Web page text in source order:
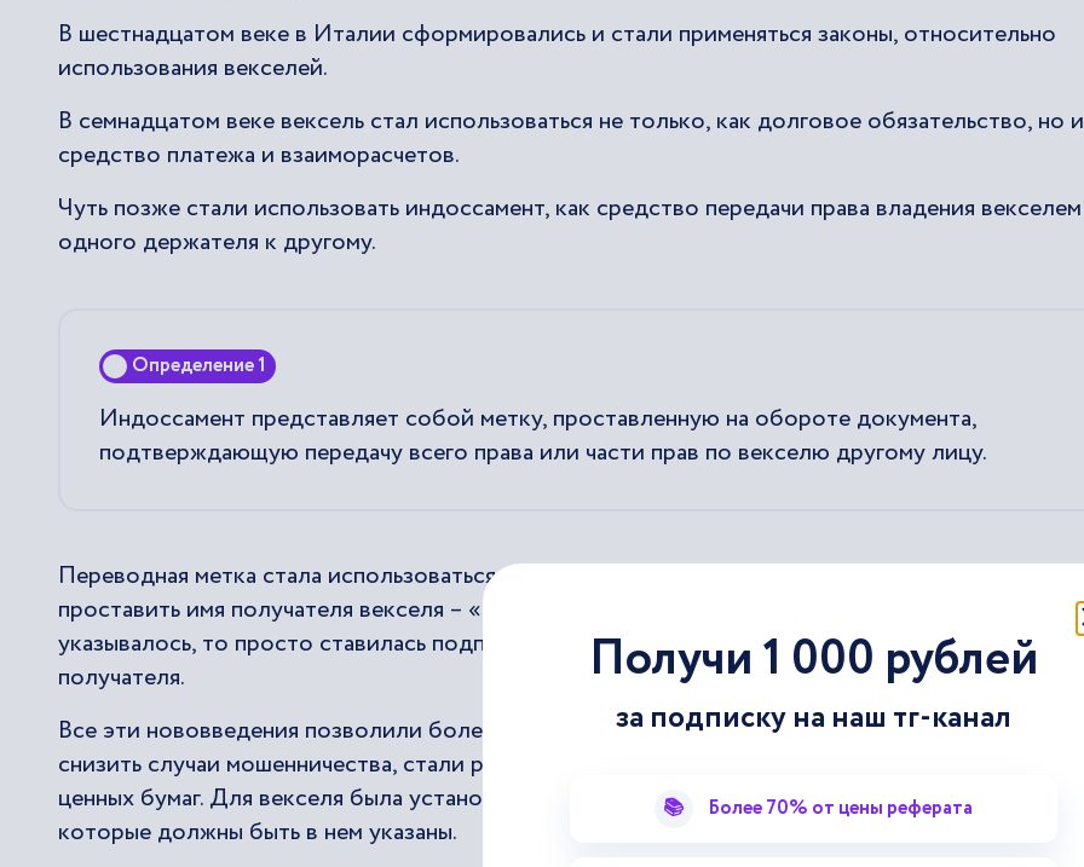
В шестнадцатом веке в Италии сформировались и стали применяться законы, относительно
использования векселей.
В семнадцатом веке вексель стал использоваться не только, как долговое обязательство, но
средство платежа и взаиморасчетов.
Чуть позже стали использовать индоссамент, как средство передачи права владения
одного держателя к другому.
Определение 1
Индоссамент представляет собой метку, проставленную на обороте документа,
подтверждающую передачу всего права или части прав по векселю другому лицу.
Переводная метка стала использоваться во Франции. На оборотной стороне документа могли
проставить имя получателя векселя – «именной индоссамент». Если же конкретное лицо не
указывалось, то просто ставилась подпись владельца и оставляли место под имя
получателя.
Все эти нововведения позволили более широко использовать вексель в торговых сделках.
снизить случаи мошенничества, стали разрабатывать правовые нормы использования данного
ценных бумаг. Для векселя была установлена письменная форма, а так же обязательные пункты,
которые должны быть в нем указаны.
Получи 1 000 рублей
за подписку на наш тг-канал
📚 Более 70% от цены реферата